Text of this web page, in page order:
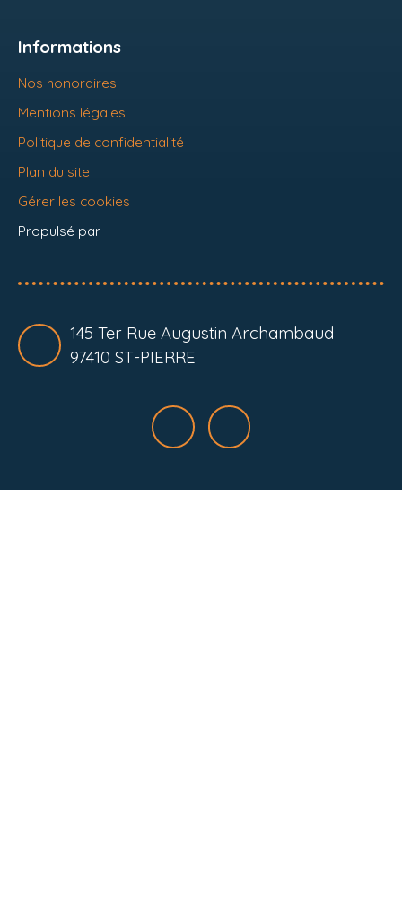
Informations
Nos honoraires
Mentions légales
Politique de confidentialité
Plan du site
Gérer les cookies
Propulsé par
145 Ter Rue Augustin Archambaud
97410 ST-PIERRE